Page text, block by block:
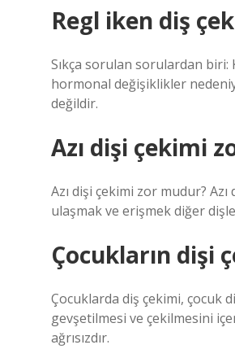
Regl iken diş
Sıkça sorulan sorulardan biri:
hormonal değişiklikler
değildir.
Azı dişi çekimi
Azı dişi çekimi zor mudur?
ulaşmak ve erişmek diğer
Çocukların dişi
Çocuklarda diş çekimi, çocuk
gevşetilmesi ve çekilmesini
ağrısızdır.